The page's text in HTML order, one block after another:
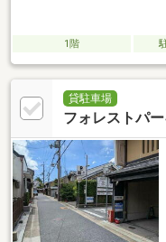
1階
貸駐車場
フォレストパ